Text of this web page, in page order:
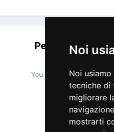
Noi
Noi
tecniche di
migliorare
mostrarti
Per favore
You will be able to leave